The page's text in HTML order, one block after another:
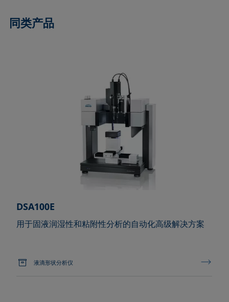
同类产品
DSA100E
用于固液润湿性和粘附性分析的自动化高级解决方案
液滴形状分析仪